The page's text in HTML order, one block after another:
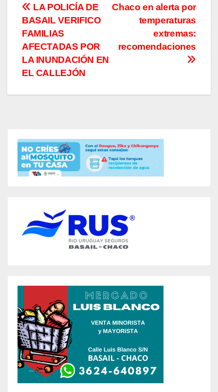
Navegación
de
entradas
Chaco en alerta por
temperaturas
extremas:
recomendaciones
LA POLICÍA DE
BASAIL VERIFICO
FAMILIAS
AFECTADAS POR
LA INUNDACIÓN EN
EL CALLEJÓN